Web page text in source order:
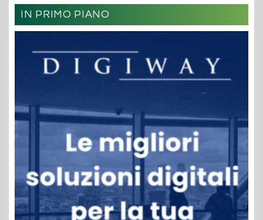
IN PRIMO PIANO